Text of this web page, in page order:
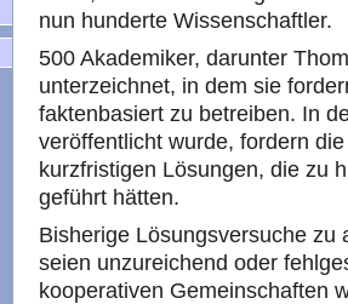
nun hunderte Wissenschaftler.
500 Akademiker, darunter
unterzeichnet, in dem sie
faktenbasiert zu betreiben. In
veröffentlicht wurde, fordern
kurzfristigen Lösungen, die zu
geführt hätten.
Bisherige Lösungsversuche zu
seien unzureichend oder
kooperativen Gemeinschaften